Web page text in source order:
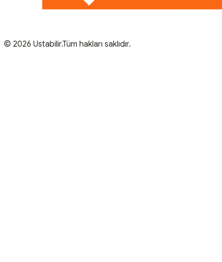
© 2026 Ustabilir.Tüm hakları saklıdır.